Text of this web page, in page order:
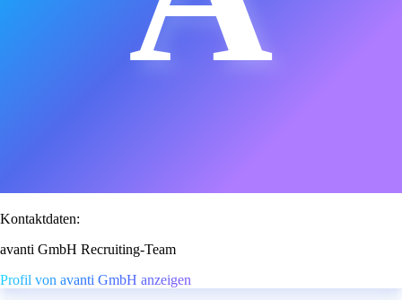
Kontaktdaten:
avanti GmbH Recruiting-Team
Profil von avanti GmbH anzeigen